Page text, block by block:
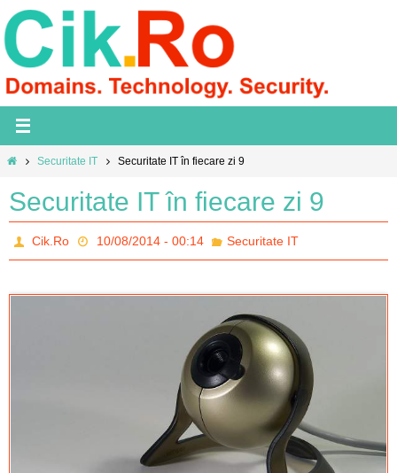
Skip
to
content
HomeSecuritate IT Securitate IT în fiecare zi 9
Securitate IT în fiecare zi 9
Cik.Ro 10/08/2014 - 00:14 Securitate IT